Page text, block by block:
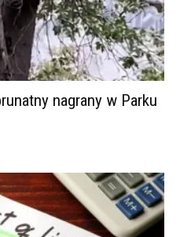
nagrany w Parku